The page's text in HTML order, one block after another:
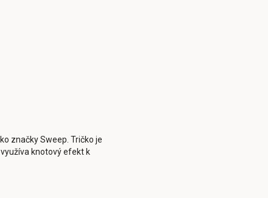
značky Sweep. Tričko je
knotový efekt k